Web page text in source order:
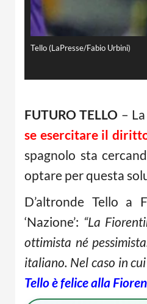
Tello (LaPresse/Fabio Urbini)
FUTURO TELLO –
se esercitare il
spagnolo sta
optare per questa
D’altronde Tello a
‘Nazione’: “La
ottimista né
italiano. Nel caso in
Tello è felice alla